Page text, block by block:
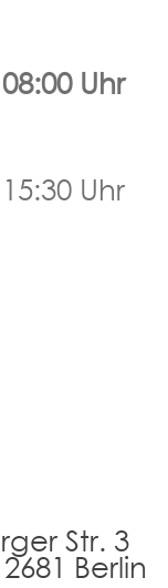
08:00 Uhr
15:30 Uhr
Str. 3
Berlin